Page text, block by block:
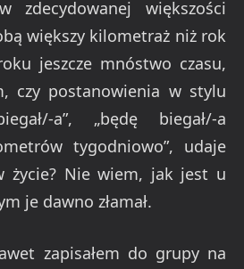
zdecydowanej większości
większy kilometraż niż rok
jeszcze mnóstwo czasu,
czy postanowienia w stylu
a”, „będę biegał/-a
tygodniowo”, udaje
życie? Nie wiem, jak jest u
je dawno złamał.
zapisałem do grupy na